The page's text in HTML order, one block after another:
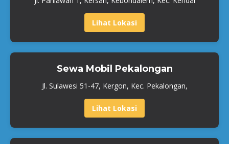
Lihat Lokasi
Sewa Mobil Pekalongan
Jl. Sulawesi 51-47, Kergon, Kec. Pekalongan,
Lihat Lokasi